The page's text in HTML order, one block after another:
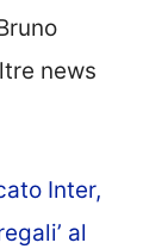
news
Inter,
al